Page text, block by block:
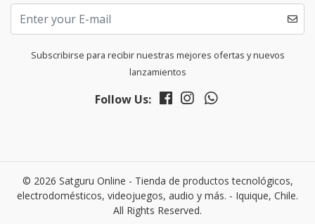
Subscribirse para recibir nuestras mejores ofertas y nuevos
lanzamientos
Follow Us:
© 2026 Satguru Online - Tienda de productos tecnológicos,
electrodomésticos, videojuegos, audio y más. - Iquique, Chile.
All Rights Reserved.